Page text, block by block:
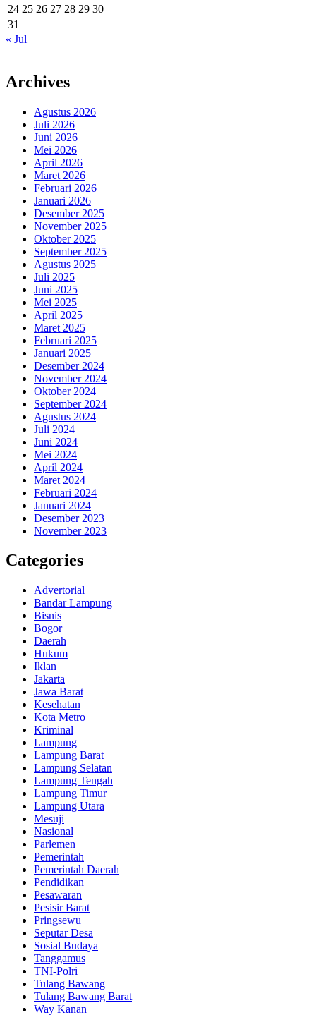
24 25 26 27 28 29 30
31
« Jul
Archives
Agustus 2026
Juli 2026
Juni 2026
Mei 2026
April 2026
Maret 2026
Februari 2026
Januari 2026
Desember 2025
November 2025
Oktober 2025
September 2025
Agustus 2025
Juli 2025
Juni 2025
Mei 2025
April 2025
Maret 2025
Februari 2025
Januari 2025
Desember 2024
November 2024
Oktober 2024
September 2024
Agustus 2024
Juli 2024
Juni 2024
Mei 2024
April 2024
Maret 2024
Februari 2024
Januari 2024
Desember 2023
November 2023
Categories
Advertorial
Bandar Lampung
Bisnis
Bogor
Daerah
Hukum
Iklan
Jakarta
Jawa Barat
Kesehatan
Kota Metro
Kriminal
Lampung
Lampung Barat
Lampung Selatan
Lampung Tengah
Lampung Timur
Lampung Utara
Mesuji
Nasional
Parlemen
Pemerintah
Pemerintah Daerah
Pendidikan
Pesawaran
Pesisir Barat
Pringsewu
Seputar Desa
Sosial Budaya
Tanggamus
TNI-Polri
Tulang Bawang
Tulang Bawang Barat
Way Kanan